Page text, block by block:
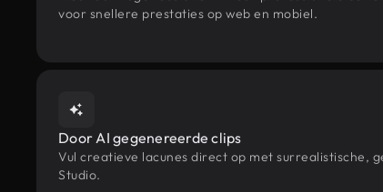
voor snellere prestaties op web en mobiel.
Door AI gegenereerde clips
Vul creatieve lacunes direct op met surrealistische,
Studio.